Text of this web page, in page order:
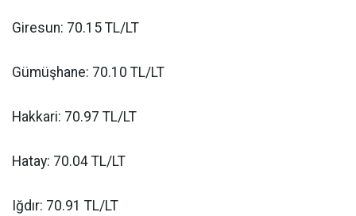
Giresun: 70.15 TL/LT
Gümüşhane: 70.10 TL/LT
Hakkari: 70.97 TL/LT
Hatay: 70.04 TL/LT
Iğdır: 70.91 TL/LT